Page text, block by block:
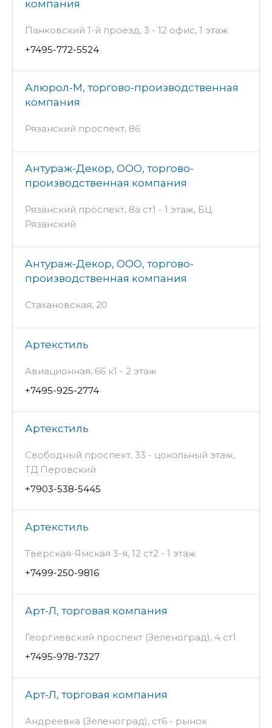
компания
Панковский 1-й проезд, 3 - 12 офис, 1 этаж
+7495-772-5524
Алюрол-М, торгово-производственная
компания
Рязанский проспект, 86
Антураж-Декор, ООО, торгово-
производственная компания
Рязанский проспект, 8а ст1 - 1 этаж, БЦ
Рязанский
Антураж-Декор, ООО, торгово-
производственная компания
Стахановская, 20
Артекстиль
Авиационная, 66 к1 - 2 этаж
+7495-925-2774
Артекстиль
Свободный проспект, 33 - цокольный этаж,
ТД Перовский
+7903-538-5445
Артекстиль
Тверская-Ямская 3-я, 12 ст2 - 1 этаж
+7499-250-9816
Арт-Л, торговая компания
Георгиевский проспект (Зеленоград), 4 ст1
+7495-978-7327
Арт-Л, торговая компания
Андреевка (Зеленоград), ст6 - рынок